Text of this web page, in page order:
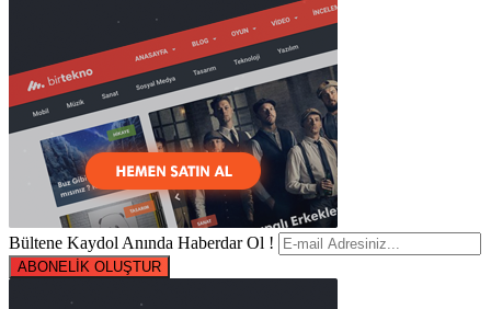
Bültene Kaydol Anında Haberdar Ol !
ABONELİK OLUŞTUR